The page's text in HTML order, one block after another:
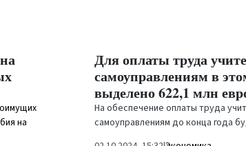
на
Для оплаты труда
самоуправлениям в
выделено 622,1 млн
На обеспечение оплаты труда
самоуправлениям до конца года